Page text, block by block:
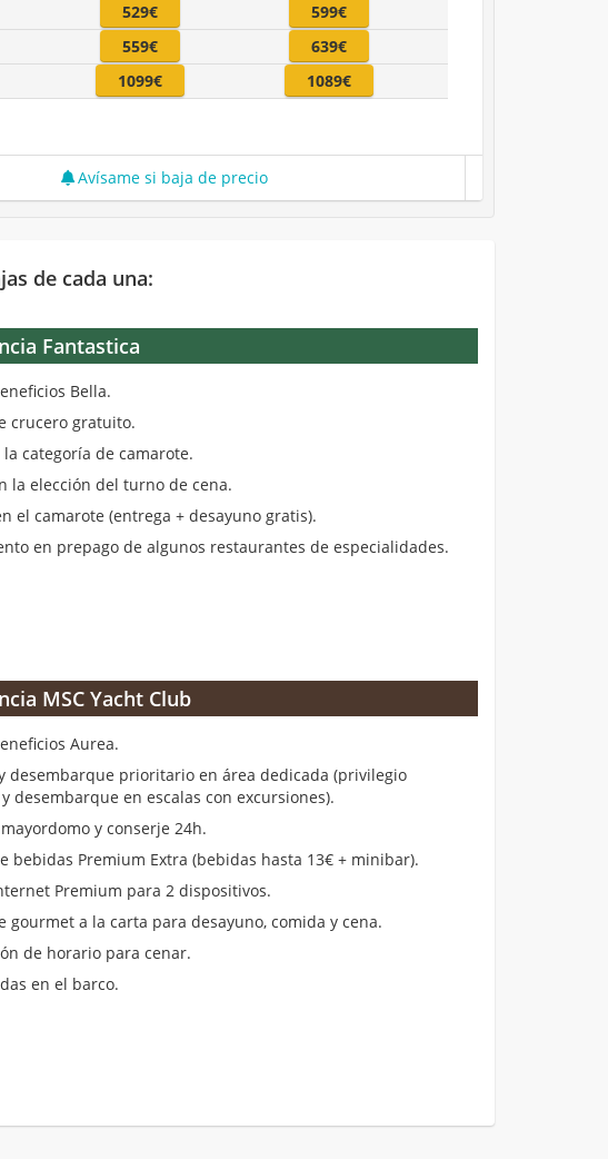
529€
599€
559€
639€
1099€ 1089€
Avísame si baja de precio
de cada una:
Fantastica
Bella.
crucero gratuito.
la categoría de camarote.
la elección del turno de cena.
el camarote (entrega + desayuno gratis).
en prepago de algunos restaurantes de especialidades.
MSC Yacht Club
Aurea.
desembarque prioritario en área dedicada (privilegio
desembarque en escalas con excursiones).
y conserje 24h.
bebidas Premium Extra (bebidas hasta 13€ + minibar).
Premium para 2 dispositivos.
gourmet a la carta para desayuno, comida y cena.
de horario para cenar.
en el barco.